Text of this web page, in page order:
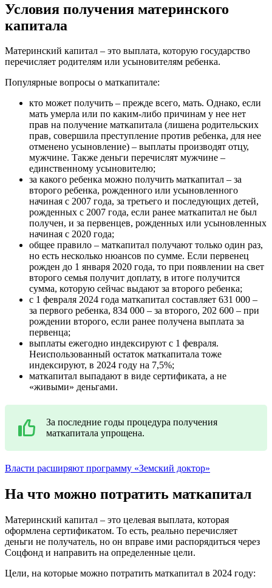
Условия получения материнского
капитала
Материнский капитал – это выплата, которую государство
перечисляет родителям или усыновителям ребенка.
Популярные вопросы о маткапитале:
кто может получить – прежде всего, мать. Однако, если
мать умерла или по каким-либо причинам у нее нет
прав на получение маткапитала (лишена родительских
прав, совершила преступление против ребенка, для нее
отменено усыновление) – выплаты производят отцу,
мужчине. Также деньги перечислят мужчине –
единственному усыновителю;
за какого ребенка можно получить маткапитал – за
второго ребенка, рожденного или усыновленного
начиная с 2007 года, за третьего и последующих детей,
рожденных с 2007 года, если ранее маткапитал не был
получен, и за первенцев, рожденных или усыновленных
начиная с 2020 года;
общее правило – маткапитал получают только один раз,
но есть несколько нюансов по сумме. Если первенец
рожден до 1 января 2020 года, то при появлении на свет
второго семья получит доплату, в итоге получится
сумма, которую сейчас выдают за второго ребенка;
с 1 февраля 2024 года маткапитал составляет 631 000 –
за первого ребенка, 834 000 – за второго, 202 600 – при
рождении второго, если ранее получена выплата за
первенца;
выплаты ежегодно индексируют с 1 февраля.
Неиспользованный остаток маткапитала тоже
индексируют, в 2024 году на 7,5%;
маткапитал выпадают в виде сертификата, а не
«живыми» деньгами.
За последние годы процедура получения
маткапитала упрощена.
Власти расширяют программу «Земский доктор»
На что можно потратить маткапитал
Материнский капитал – это целевая выплата, которая
оформлена сертификатом. То есть, реально перечисляет
деньги не получатель, но он вправе ими распорядиться через
Соцфонд и направить на определенные цели.
Цели, на которые можно потратить маткапитал в 2024 году: